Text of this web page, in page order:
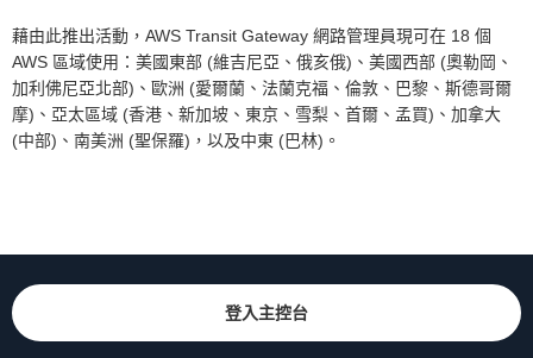
藉由此推出活動，AWS Transit Gateway 網路管理員現可在 18 個
AWS 區域使用：美國東部 (維吉尼亞、俄亥俄)、美國西部 (奧勒岡、
加利佛尼亞北部)、歐洲 (愛爾蘭、法蘭克福、倫敦、巴黎、斯德哥爾
摩)、亞太區域 (香港、新加坡、東京、雪梨、首爾、孟買)、加拿大
(中部)、南美洲 (聖保羅)，以及中東 (巴林)。
登入主控台